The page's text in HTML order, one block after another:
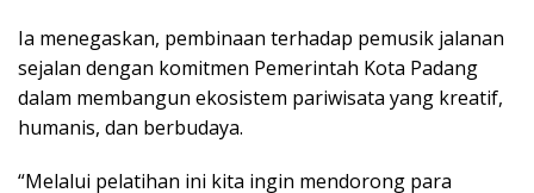
Ia menegaskan, pembinaan terhadap pemusik jalanan
sejalan dengan komitmen Pemerintah Kota Padang
dalam membangun ekosistem pariwisata yang kreatif,
humanis, dan berbudaya.
“Melalui pelatihan ini kita ingin mendorong para